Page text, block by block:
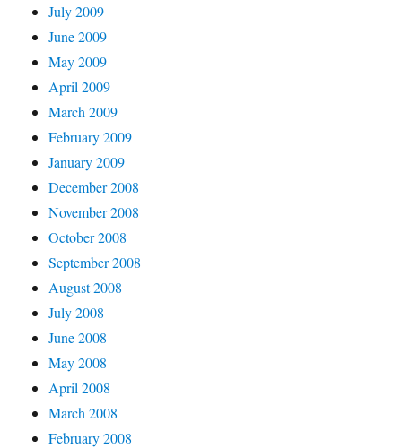
July 2009
June 2009
May 2009
April 2009
March 2009
February 2009
January 2009
December 2008
November 2008
October 2008
September 2008
August 2008
July 2008
June 2008
May 2008
April 2008
March 2008
February 2008